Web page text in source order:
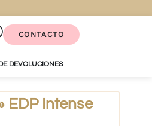
CONTACTO
DEVOLUCIONES
EDP Intense